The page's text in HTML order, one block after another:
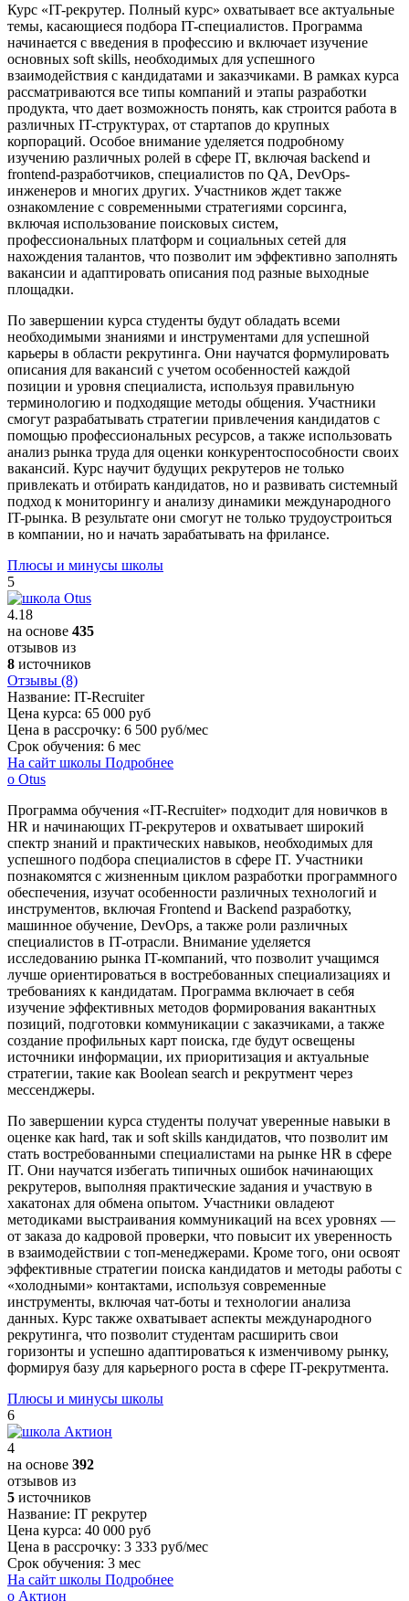
Курс «IT-рекрутер. Полный курс» охватывает все актуальные
темы, касающиеся подбора IT-специалистов. Программа
начинается с введения в профессию и включает изучение
основных soft skills, необходимых для успешного
взаимодействия с кандидатами и заказчиками. В рамках курса
рассматриваются все типы компаний и этапы разработки
продукта, что дает возможность понять, как строится работа в
различных IT-структурах, от стартапов до крупных
корпораций. Особое внимание уделяется подробному
изучению различных ролей в сфере IT, включая backend и
frontend-разработчиков, специалистов по QA, DevOps-
инженеров и многих других. Участников ждет также
ознакомление с современными стратегиями сорсинга,
включая использование поисковых систем,
профессиональных платформ и социальных сетей для
нахождения талантов, что позволит им эффективно заполнять
вакансии и адаптировать описания под разные выходные
площадки.
По завершении курса студенты будут обладать всеми
необходимыми знаниями и инструментами для успешной
карьеры в области рекрутинга. Они научатся формулировать
описания для вакансий с учетом особенностей каждой
позиции и уровня специалиста, используя правильную
терминологию и подходящие методы общения. Участники
смогут разрабатывать стратегии привлечения кандидатов с
помощью профессиональных ресурсов, а также использовать
анализ рынка труда для оценки конкурентоспособности своих
вакансий. Курс научит будущих рекрутеров не только
привлекать и отбирать кандидатов, но и развивать системный
подход к мониторингу и анализу динамики международного
IT-рынка. В результате они смогут не только трудоустроиться
в компании, но и начать зарабатывать на фрилансе.
Плюсы и минусы школы
5
4.18
на основе 435
отзывов из
8 источников
Отзывы (8)
Название: IT-Recruiter
Цена курса: 65 000 руб
Цена в рассрочку: 6 500 руб/мес
Срок обучения: 6 мес
На сайт школы Подробнее
о Otus
Программа обучения «IT-Recruiter» подходит для новичков в
HR и начинающих IT-рекрутеров и охватывает широкий
спектр знаний и практических навыков, необходимых для
успешного подбора специалистов в сфере IT. Участники
познакомятся с жизненным циклом разработки программного
обеспечения, изучат особенности различных технологий и
инструментов, включая Frontend и Backend разработку,
машинное обучение, DevOps, а также роли различных
специалистов в IT-отрасли. Внимание уделяется
исследованию рынка IT-компаний, что позволит учащимся
лучше ориентироваться в востребованных специализациях и
требованиях к кандидатам. Программа включает в себя
изучение эффективных методов формирования вакантных
позиций, подготовки коммуникации с заказчиками, а также
создание профильных карт поиска, где будут освещены
источники информации, их приоритизация и актуальные
стратегии, такие как Boolean search и рекрутмент через
мессенджеры.
По завершении курса студенты получат уверенные навыки в
оценке как hard, так и soft skills кандидатов, что позволит им
стать востребованными специалистами на рынке HR в сфере
IT. Они научатся избегать типичных ошибок начинающих
рекрутеров, выполняя практические задания и участвую в
хакатонах для обмена опытом. Участники овладеют
методиками выстраивания коммуникаций на всех уровнях —
от заказа до кадровой проверки, что повысит их уверенность
в взаимодействии с топ-менеджерами. Кроме того, они освоят
эффективные стратегии поиска кандидатов и методы работы с
«холодными» контактами, используя современные
инструменты, включая чат-боты и технологии анализа
данных. Курс также охватывает аспекты международного
рекрутинга, что позволит студентам расширить свои
горизонты и успешно адаптироваться к изменчивому рынку,
формируя базу для карьерного роста в сфере IT-рекрутмента.
Плюсы и минусы школы
6
4
на основе 392
отзывов из
5 источников
Название: IT рекрутер
Цена курса: 40 000 руб
Цена в рассрочку: 3 333 руб/мес
Срок обучения: 3 мес
На сайт школы Подробнее
о Актион